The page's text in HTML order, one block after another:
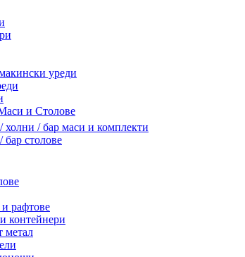
уреди
и Столове
холни / бар маси и комплекти
бар столове
рафтове
контейнери
метал